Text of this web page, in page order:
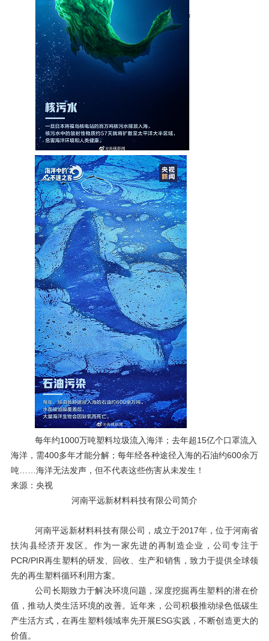
每年约1000万吨塑料垃圾流入海洋；去年超15亿个口罩流入
海洋，需400多年才能分解；每年经各种途径入海的石油约600余万
吨……海洋无法发声，但不代表这些伤害从未发生！
来源：央视
河南平远新材料科技有限公司简介
河南平远新材料科技有限公司，成立于2017年，位于河南省
扶沟县经济开发区。作为一家先进的再制造企业，公司专注于
PCR/PIR再生塑料的研发、回收、生产和销售，致力于提供全球领
先的再生塑料循环利用方案。
公司长期致力于解决环境问题，深度挖掘再生塑料的潜在价
值，推动人类生活环境的改善。近年来，公司积极推动绿色低碳生
产生活方式，在再生塑料领域率先开展ESG实践，不断创造更大的
价值。